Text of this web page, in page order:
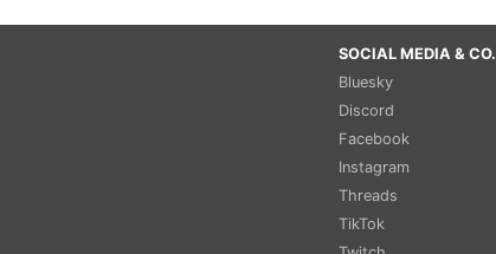
SOCIAL MEDIA & CO.
Bluesky
Discord
Facebook
Instagram
Threads
TikTok